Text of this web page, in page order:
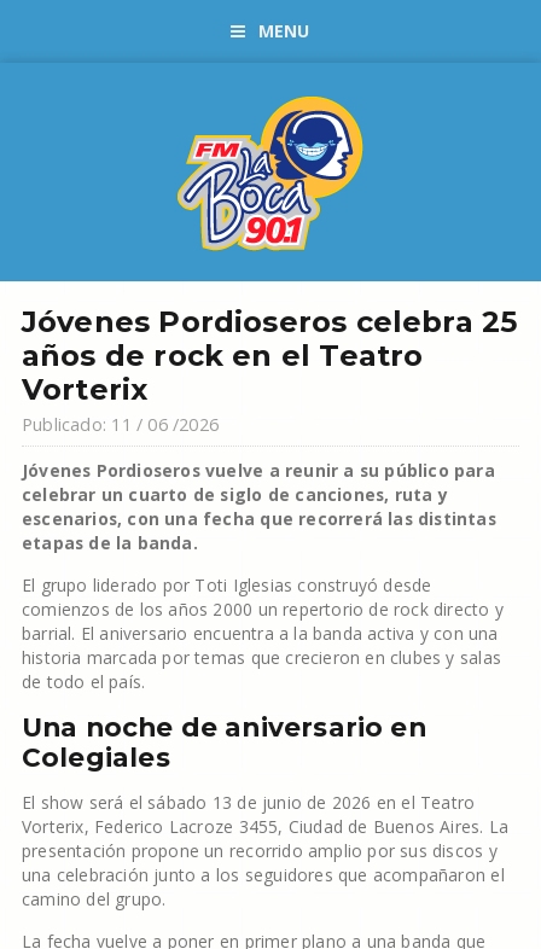
MENU
Jóvenes Pordioseros celebra 25
años de rock en el Teatro
Vorterix
Publicado: 11 / 06 /2026
Jóvenes Pordioseros vuelve a reunir a su público para
celebrar un cuarto de siglo de canciones, ruta y
escenarios, con una fecha que recorrerá las distintas
etapas de la banda.
El grupo liderado por Toti Iglesias construyó desde
comienzos de los años 2000 un repertorio de rock directo y
barrial. El aniversario encuentra a la banda activa y con una
historia marcada por temas que crecieron en clubes y salas
de todo el país.
Una noche de aniversario en
Colegiales
El show será el sábado 13 de junio de 2026 en el Teatro
Vorterix, Federico Lacroze 3455, Ciudad de Buenos Aires. La
presentación propone un recorrido amplio por sus discos y
una celebración junto a los seguidores que acompañaron el
camino del grupo.
La fecha vuelve a poner en primer plano a una banda que